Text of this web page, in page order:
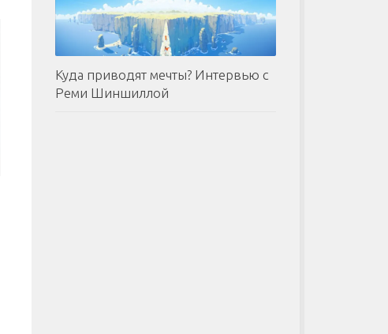
Куда приводят мечты? Интервью с
Реми Шиншиллой